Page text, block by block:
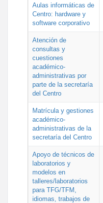
Aulas informáticas de
Centro: hardware y
software corporativo
Atención de
consultas y
cuestiones
académico-
administrativas por
parte de la secretaría
del Centro
Matrícula y gestiones
académico-
administrativas de la
secretaría del Centro
Apoyo de técnicos de
laboratorios y
modelos en
talleres/laboratorios
para TFG/TFM,
idiomas, trabajos de